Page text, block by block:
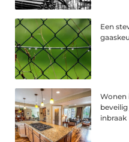
Een
Wonen
inbraak